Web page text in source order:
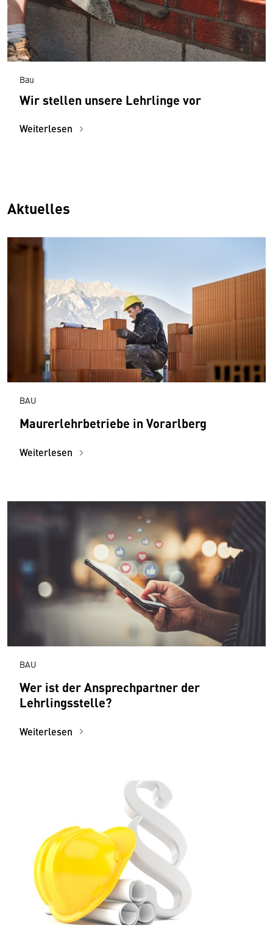
Bau
Wir stellen unsere Lehrlinge vor
Weiterlesen
Aktuelles
BAU
Maurerlehrbetriebe in Vorarlberg
Weiterlesen
BAU
Wer ist der Ansprechpartner der
Lehrlingsstelle?
Weiterlesen